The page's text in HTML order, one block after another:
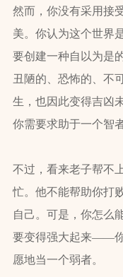
然而，你没有采用接
美。你认为这个世界
要创建一种自以为是
丑陋的、恐怖的、不
生，也因此变得吉凶
你需要求助于一个智
不过，看来老子帮不
忙。他不能帮助你打
自己。可是，你怎么
要变得强大起来——
愿地当一个弱者。